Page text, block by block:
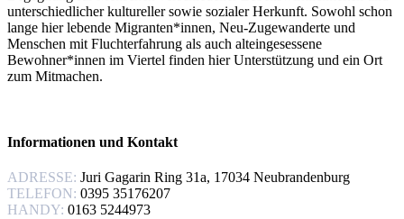
unterschiedlicher kultureller sowie sozialer Herkunft. Sowohl schon
lange hier lebende Migranten*innen, Neu-Zugewanderte und
Menschen mit Fluchterfahrung als auch alteingesessene
Bewohner*innen im Viertel finden hier Unterstützung und ein Ort
zum Mitmachen.
Informationen und Kontakt
ADRESSE: Juri Gagarin Ring 31a, 17034 Neubrandenburg
TELEFON: 0395 35176207
HANDY: 0163 5244973